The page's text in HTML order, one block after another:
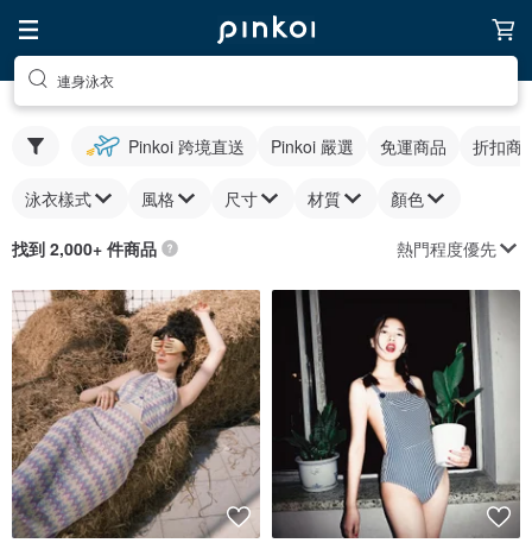
連身泳衣
Pinkoi 跨境直送 Pinkoi 嚴選 免運商品 折扣商
泳衣樣式 風格 尺寸 材質 顏色
找到 2,000+ 件商品 熱門程度優先